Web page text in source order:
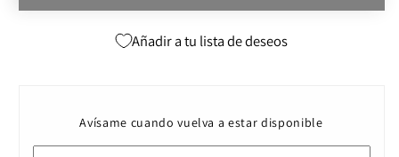
Añadir a tu lista de deseos
Avísame cuando vuelva a estar disponible